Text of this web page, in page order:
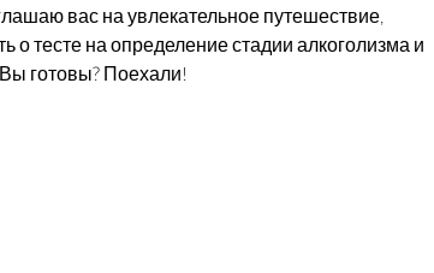
вас на увлекательное путешествие,
о тесте на определение стадии алкоголизма и
готовы? Поехали!